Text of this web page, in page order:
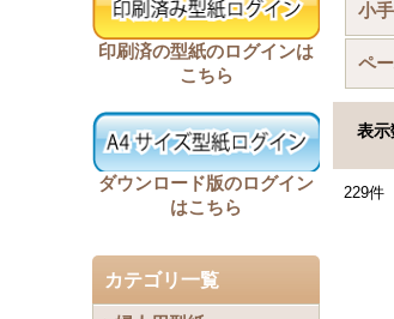
印刷済の型紙のログインは
こちら
ダウンロード版のログイン
はこちら
カテゴリ一覧
小
表示
229件